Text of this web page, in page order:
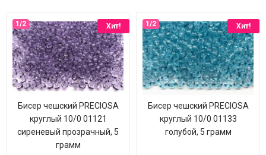
Хит!
Бисер чешский PRECIOSA
круглый 10/0 01121
сиреневый прозрачный, 5
грамм
Хит!
Бисер чешский PRECIOSA
круглый 10/0 01133
голубой, 5 грамм